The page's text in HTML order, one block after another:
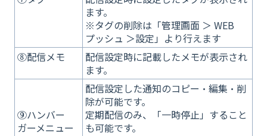
ます。
※タグの削除は「管理画面 ＞ WEB
プッシュ ＞設定」より行えます
⑧配信メモ
配信設定時に記載したメモが表示され
ます。
⑨ハンバー
ガーメニュー
配信設定した通知のコピー・編集・削
除が可能です。
定期配信のみ、「一時停止」すること
も可能です。